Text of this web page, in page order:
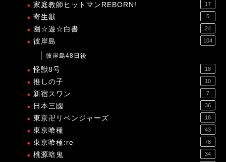
家庭教師ヒットマンREBORN! 17
寄生獣 5
幽☆遊☆白書 24
彼岸島 104
彼岸島48日後
怪獣8号 18
推しの子 10
新宿スワン 7
日本三國 36
東京卍リベンジャーズ 18
東京喰種 43
東京喰種:re 78
桃源暗鬼 34